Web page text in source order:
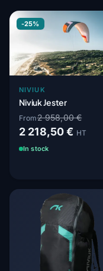
-25%
NIVIUK
Niviuk Jester
From2 958,00 €
2 218,50 € HT
In stock